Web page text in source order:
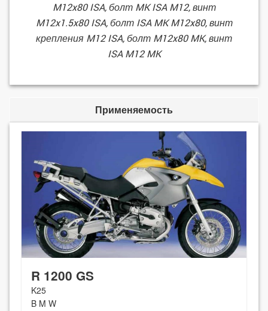
M12x80 ISA, болт MK ISA M12, винт
M12x1.5x80 ISA, болт ISA MK M12x80, винт
крепления M12 ISA, болт M12x80 MK, винт
ISA M12 MK
Применяемость
R 1200 GS
K25
B M W